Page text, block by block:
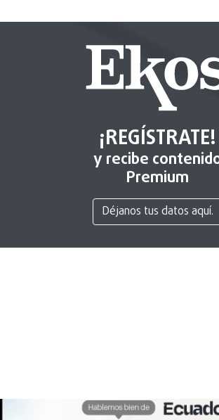
¡REGÍSTRATE!
y recibe
Premium
Déjanos tus datos aquí.